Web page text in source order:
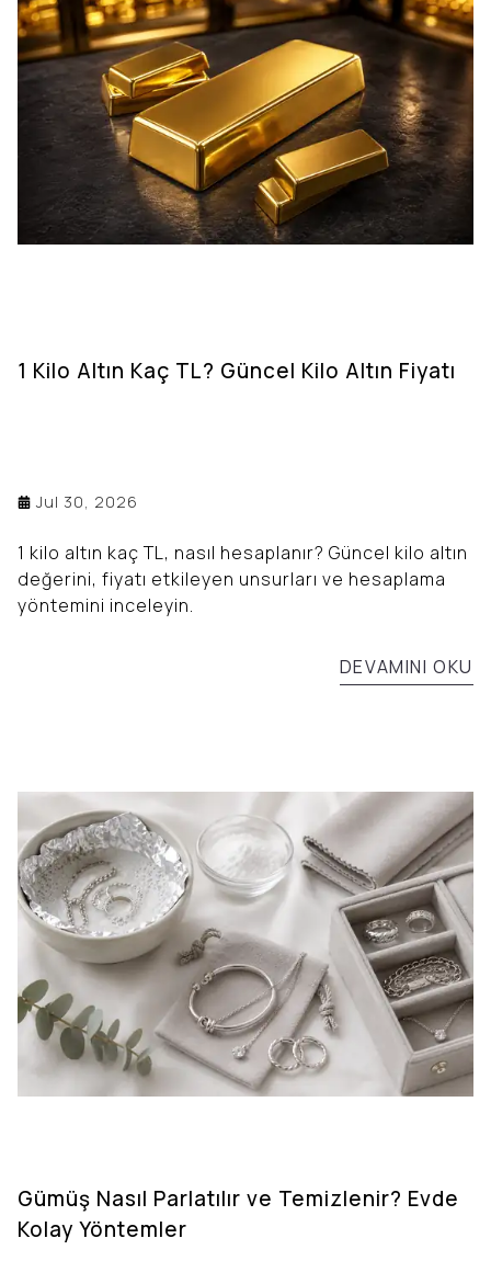
1 Kilo Altın Kaç TL? Güncel Kilo Altın Fiyatı
Jul 30, 2026
1 kilo altın kaç TL, nasıl hesaplanır? Güncel kilo altın
değerini, fiyatı etkileyen unsurları ve hesaplama
yöntemini inceleyin.
DEVAMINI OKU
Gümüş Nasıl Parlatılır ve Temizlenir? Evde
Kolay Yöntemler